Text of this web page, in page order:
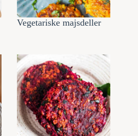
Vegetariske majsdeller